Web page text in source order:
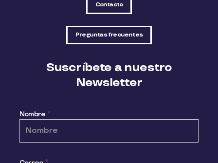
Contacto
Preguntas frecuentes
Suscríbete a nuestro
Newsletter
Nombre *